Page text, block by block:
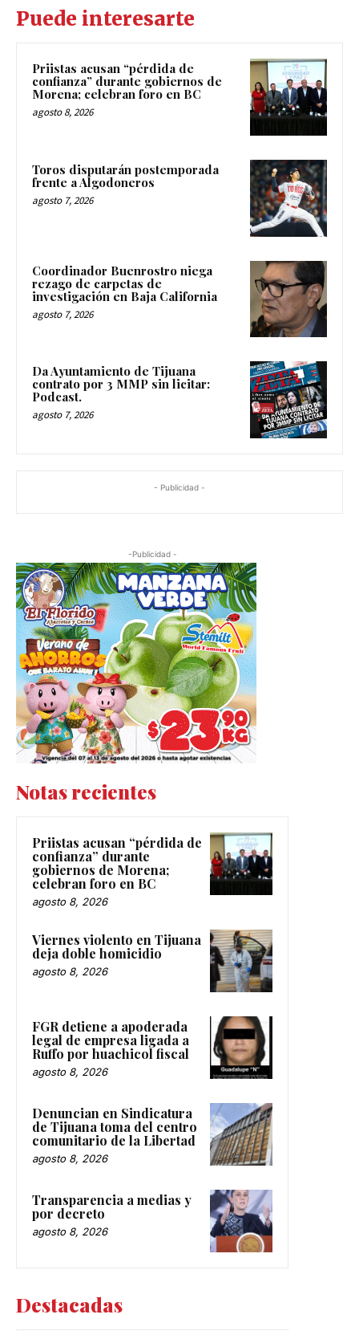
Puede interesarte
Priistas acusan “pérdida de
confianza” durante gobiernos de
Morena; celebran foro en BC
agosto 8, 2026
Toros disputarán postemporada
frente a Algodoneros
agosto 7, 2026
Coordinador Buenrostro niega
rezago de carpetas de
investigación en Baja California
agosto 7, 2026
Da Ayuntamiento de Tijuana
contrato por 3 MMP sin licitar:
Podcast.
agosto 7, 2026
- Publicidad -
-Publicidad -
Notas recientes
Priistas acusan “pérdida de
confianza” durante
gobiernos de Morena;
celebran foro en BC
agosto 8, 2026
Viernes violento en Tijuana
deja doble homicidio
agosto 8, 2026
FGR detiene a apoderada
legal de empresa ligada a
Ruffo por huachicol fiscal
agosto 8, 2026
Denuncian en Sindicatura
de Tijuana toma del centro
comunitario de la Libertad
agosto 8, 2026
Transparencia a medias y
por decreto
agosto 8, 2026
Destacadas